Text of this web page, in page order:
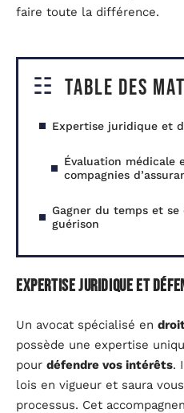
faire toute la différence.
Table des
Expertise juridique et
Évaluation médicale
compagnies
Gagner du temps et
guérison
Expertise juridique et
Un avocat spécialisé en
possède une expertise
pour défendre vos intérêts.
lois en vigueur et saura
processus. Cet